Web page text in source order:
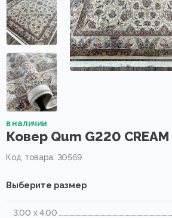
в наличии
Ковер Qum G220 CREAM
Код товара: 30569
Выберите размер
3.00 x 4.00